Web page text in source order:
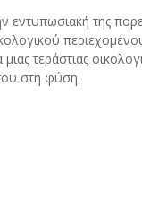
εντυπωσιακή της
τεράστιας
στη φύση.